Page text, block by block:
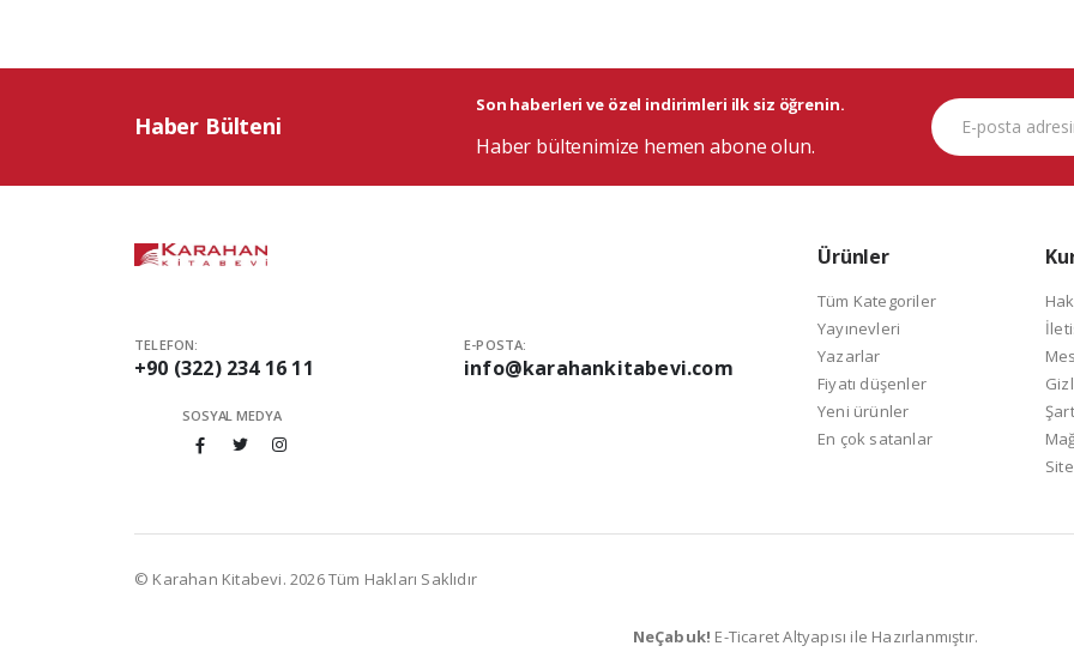
Haber Bülteni
Son haberleri ve özel indirimleri ilk siz öğrenin.
Haber bültenimize hemen abone olun.
TELEFON:
+90 (322) 234 16 11
E-POSTA:
info@karahankitabevi.com
SOSYAL MEDYA
Ürünler
Tüm Kategoriler
Yayınevleri
Yazarlar
Fiyatı düşenler
Yeni ürünler
En çok satanlar
© Karahan Kitabevi. 2026 Tüm Hakları Saklıdır
NeÇabuk! E-Ticaret Altyapısı ile Hazırlanmıştır.